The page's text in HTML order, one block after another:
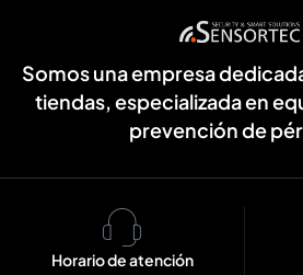
Somos una empresa
tiendas, especializada en
prevención de
Horario de atención